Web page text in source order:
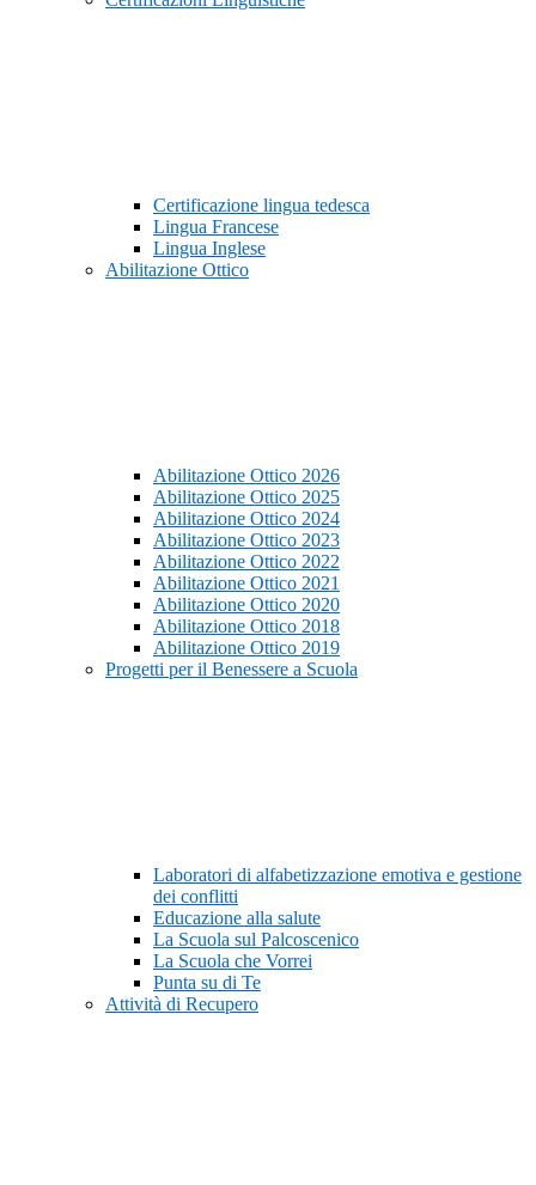
Certificazione lingua tedesca
Lingua Francese
Lingua Inglese
Abilitazione Ottico
Abilitazione Ottico 2026
Abilitazione Ottico 2025
Abilitazione Ottico 2024
Abilitazione Ottico 2023
Abilitazione Ottico 2022
Abilitazione Ottico 2021
Abilitazione Ottico 2020
Abilitazione Ottico 2018
Abilitazione Ottico 2019
Progetti per il Benessere a Scuola
Laboratori di alfabetizzazione emotiva e gestione
dei conflitti
Educazione alla salute
La Scuola sul Palcoscenico
La Scuola che Vorrei
Punta su di Te
Attività di Recupero